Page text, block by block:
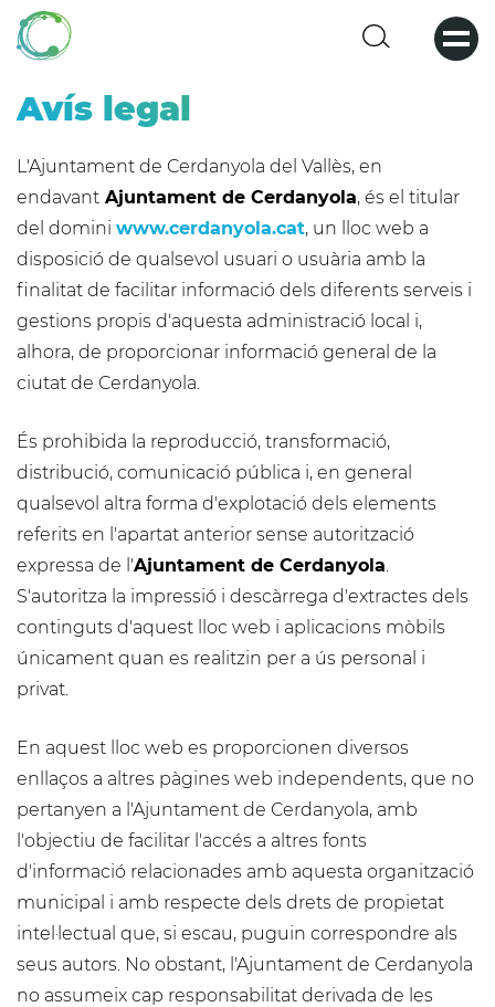
Pasar
contenido
Avís legal
L'Ajuntament de Cerdanyola del Vallès, en
endavant Ajuntament de Cerdanyola, és el titular
del domini www.cerdanyola.cat, un lloc web a
disposició de qualsevol usuari o usuària amb la
finalitat de facilitar informació dels diferents serveis i
gestions propis d'aquesta administració local i,
alhora, de proporcionar informació general de la
ciutat de Cerdanyola.
És prohibida la reproducció, transformació,
distribució, comunicació pública i, en general
qualsevol altra forma d'explotació dels elements
referits en l'apartat anterior sense autorització
expressa de l'Ajuntament de Cerdanyola.
S'autoritza la impressió i descàrrega d'extractes dels
continguts d'aquest lloc web i aplicacions mòbils
únicament quan es realitzin per a ús personal i
privat.
En aquest lloc web es proporcionen diversos
enllaços a altres pàgines web independents, que no
pertanyen a l'Ajuntament de Cerdanyola, amb
l'objectiu de facilitar l'accés a altres fonts
d'informació relacionades amb aquesta organització
municipal i amb respecte dels drets de propietat
intel·lectual que, si escau, puguin correspondre als
seus autors. No obstant, l'Ajuntament de Cerdanyola
no assumeix cap responsabilitat derivada de les